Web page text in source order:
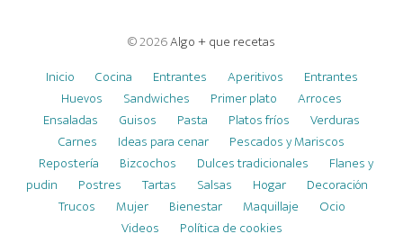
© 2026Algo + que recetas
Inicio
Cocina Entrantes Aperitivos
Entrantes
Huevos
Sandwiches Primer plato
Arroces
Ensaladas
Guisos Pasta Platos fríos
Verduras
Carnes
Ideas para cenar
Pescados y Mariscos
Repostería
Bizcochos Dulces tradicionales
Flanes y
pudin
Postres Tartas Salsas Hogar
Decoración
Trucos
Mujer Bienestar Maquillaje
Ocio
Videos
Política de cookies